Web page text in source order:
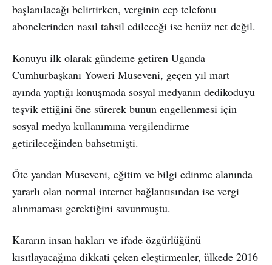
başlanılacağı belirtirken, verginin cep telefonu
abonelerinden nasıl tahsil edileceği ise henüz net değil.
Konuyu ilk olarak gündeme getiren Uganda
Cumhurbaşkanı Yoweri Museveni, geçen yıl mart
ayında yaptığı konuşmada sosyal medyanın dedikoduyu
teşvik ettiğini öne sürerek bunun engellenmesi için
sosyal medya kullanımına vergilendirme
getirileceğinden bahsetmişti.
Öte yandan Museveni, eğitim ve bilgi edinme alanında
yararlı olan normal internet bağlantısından ise vergi
alınmaması gerektiğini savunmuştu.
Kararın insan hakları ve ifade özgürlüğünü
kısıtlayacağına dikkati çeken eleştirmenler, ülkede 2016